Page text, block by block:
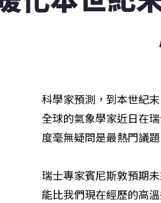
科學家預測，到本世紀
全球的氣象學家近日在
度毫無疑問是最熱門議題
瑞士專家賓尼斯敦預期
能比我們現在經歷的高